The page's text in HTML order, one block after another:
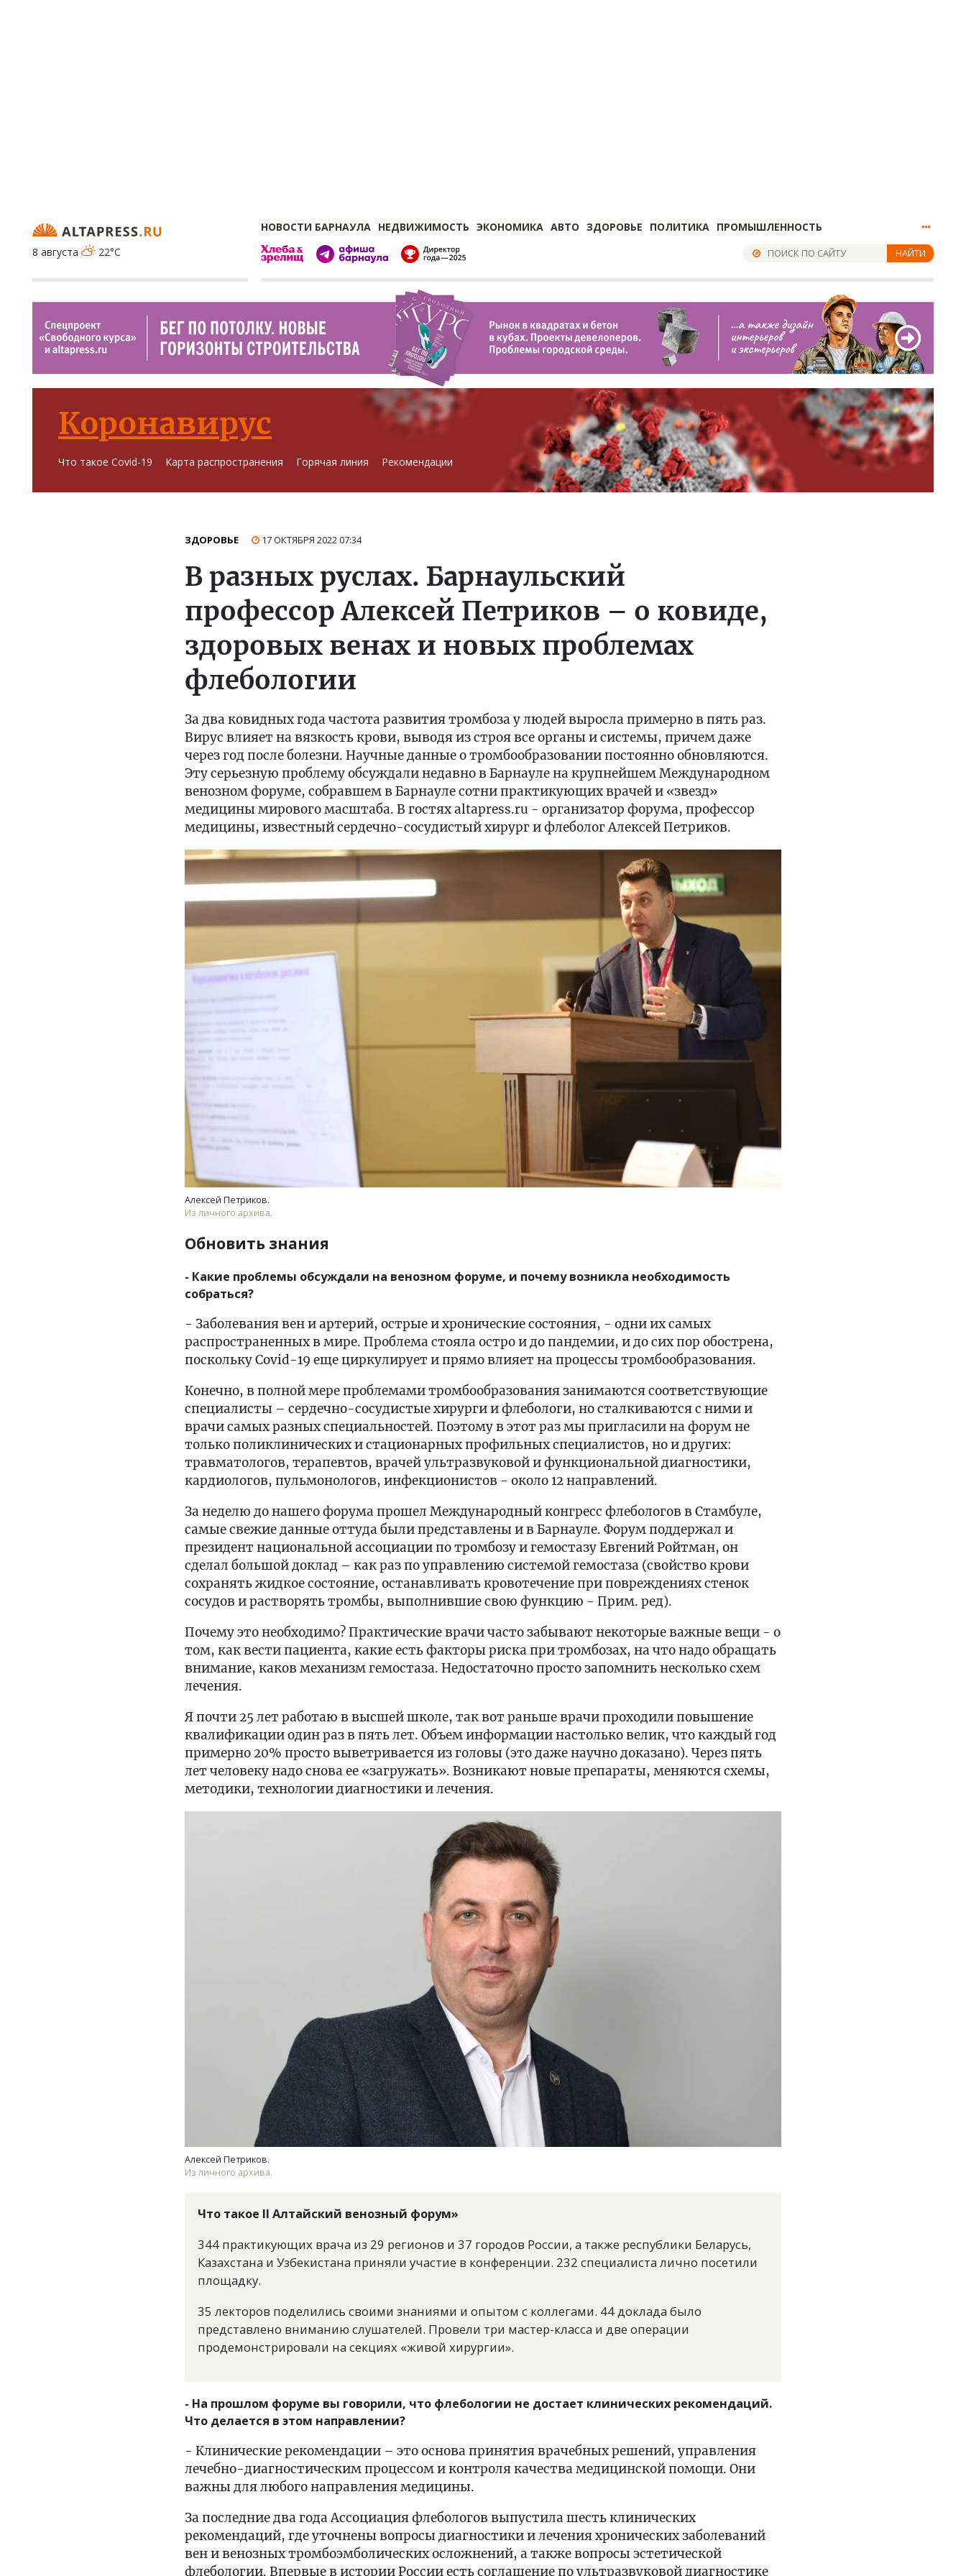
НОВОСТИ БАРНАУЛА НЕДВИЖИМОСТЬ ЭКОНОМИКА АВТО ЗДОРОВЬЕ ПОЛИТИКА ПРОМЫШЛЕННОСТЬ
8 августа
22°C НАЙТИ
Коронавирус
Что такое Covid-19 Карта распространения Горячая линия Рекомендации
ЗДОРОВЬЕ 17 ОКТЯБРЯ 202207:34
В разных руслах. Барнаульский
профессор Алексей Петриков – о ковиде,
здоровых венах и новых проблемах
флебологии
За два ковидных года частота развития тромбоза у людей выросла примерно в пять раз.
Вирус влияет на вязкость крови, выводя из строя все органы и системы, причем даже
через год после болезни. Научные данные о тромбообразовании постоянно обновляются.
Эту серьезную проблему обсуждали недавно в Барнауле на крупнейшем Международном
венозном форуме, собравшем в Барнауле сотни практикующих врачей и «звезд»
медицины мирового масштаба. В гостях altapress.ru - организатор форума, профессор
медицины, известный сердечно-сосудистый хирург и флеболог Алексей Петриков.
Алексей Петриков.
Из личного архива.
Обновить знания
- Какие проблемы обсуждали на венозном форуме, и почему возникла необходимость
собраться?
- Заболевания вен и артерий, острые и хронические состояния, - одни их самых
распространенных в мире. Проблема стояла остро и до пандемии, и до сих пор обострена,
поскольку Covid-19 еще циркулирует и прямо влияет на процессы тромбообразования.
Конечно, в полной мере проблемами тромбообразования занимаются соответствующие
специалисты – сердечно-сосудистые хирурги и флебологи, но сталкиваются с ними и
врачи самых разных специальностей. Поэтому в этот раз мы пригласили на форум не
только поликлинических и стационарных профильных специалистов, но и других:
травматологов, терапевтов, врачей ультразвуковой и функциональной диагностики,
кардиологов, пульмонологов, инфекционистов - около 12 направлений.
За неделю до нашего форума прошел Международный конгресс флебологов в Стамбуле,
самые свежие данные оттуда были представлены и в Барнауле. Форум поддержал и
президент национальной ассоциации по тромбозу и гемостазу Евгений Ройтман, он
сделал большой доклад – как раз по управлению системой гемостаза (свойство крови
сохранять жидкое состояние, останавливать кровотечение при повреждениях стенок
сосудов и растворять тромбы, выполнившие свою функцию - Прим. ред).
Почему это необходимо? Практические врачи часто забывают некоторые важные вещи - о
том, как вести пациента, какие есть факторы риска при тромбозах, на что надо обращать
внимание, каков механизм гемостаза. Недостаточно просто запомнить несколько схем
лечения.
Я почти 25 лет работаю в высшей школе, так вот раньше врачи проходили повышение
квалификации один раз в пять лет. Объем информации настолько велик, что каждый год
примерно 20% просто выветривается из головы (это даже научно доказано). Через пять
лет человеку надо снова ее «загружать». Возникают новые препараты, меняются схемы,
методики, технологии диагностики и лечения.
Алексей Петриков.
Из личного архива.
Что такое II Алтайский венозный форум»
344 практикующих врача из 29 регионов и 37 городов России, а также республики Беларусь,
Казахстана и Узбекистана приняли участие в конференции. 232 специалиста лично посетили
площадку.
35 лекторов поделились своими знаниями и опытом с коллегами. 44 доклада было
представлено вниманию слушателей. Провели три мастер-класса и две операции
продемонстрировали на секциях «живой хирургии».
- На прошлом форуме вы говорили, что флебологии не достает клинических рекомендаций.
Что делается в этом направлении?
- Клинические рекомендации – это основа принятия врачебных решений, управления
лечебно-диагностическим процессом и контроля качества медицинской помощи. Они
важны для любого направления медицины.
За последние два года Ассоциация флебологов выпустила шесть клинических
рекомендаций, где уточнены вопросы диагностики и лечения хронических заболеваний
вен и венозных тромбоэмболических осложнений, а также вопросы эстетической
флебологии. Впервые в истории России есть соглашение по ультразвуковой диагностике